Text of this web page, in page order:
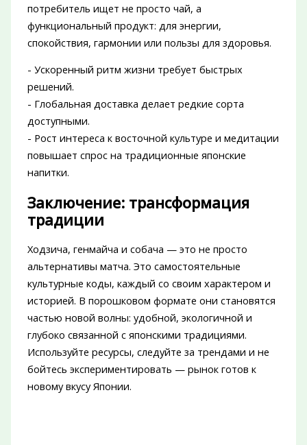
потребитель ищет не просто чай, а
функциональный продукт: для энергии,
спокойствия, гармонии или пользы для здоровья.
- Ускоренный ритм жизни требует быстрых
решений.
- Глобальная доставка делает редкие сорта
доступными.
- Рост интереса к восточной культуре и медитации
повышает спрос на традиционные японские
напитки.
Заключение: трансформация
традиции
Ходзича, генмайча и собача — это не просто
альтернативы матча. Это самостоятельные
культурные коды, каждый со своим характером и
историей. В порошковом формате они становятся
частью новой волны: удобной, экологичной и
глубоко связанной с японскими традициями.
Используйте ресурсы, следуйте за трендами и не
бойтесь экспериментировать — рынок готов к
новому вкусу Японии.